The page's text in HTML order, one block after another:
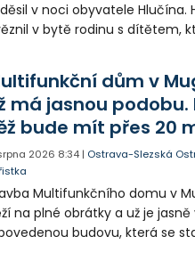
v noci obyvatele Hlučína.
v bytě rodinu s dítětem,
dům v
má jasnou podobu.
bude mít přes 20
2026 8:34 | Ostrava-Slezská
Multifunkčního domu v
na plné obrátky a už je jasně
budovu, která se